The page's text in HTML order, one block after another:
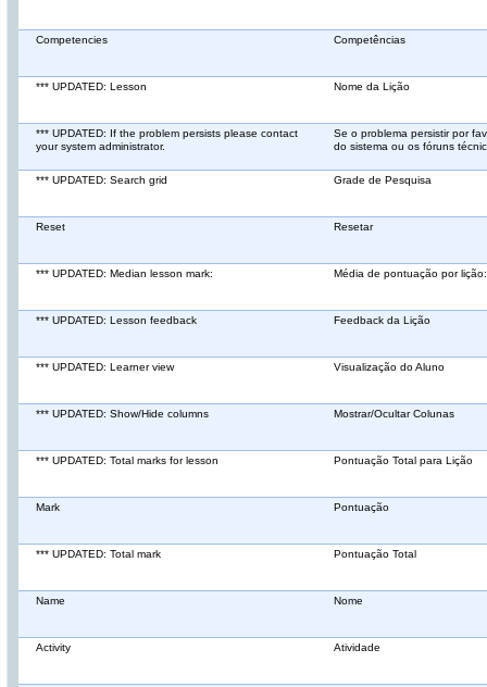
Competencies Competências
*** UPDATED: Lesson Nome da Lição
*** UPDATED: If the problem persists please contact
your system administrator.
Se o problema persistir por
do sistema ou os fóruns
*** UPDATED: Search grid Grade de Pesquisa
Reset Resetar
*** UPDATED: Median lesson mark: Média de pontuação por lição:
*** UPDATED: Lesson feedback Feedback da Lição
*** UPDATED: Learner view Visualização do Aluno
*** UPDATED: Show/Hide columns Mostrar/Ocultar Colunas
*** UPDATED: Total marks for lesson Pontuação Total para Lição
Mark Pontuação
*** UPDATED: Total mark Pontuação Total
Name Nome
Activity Atividade